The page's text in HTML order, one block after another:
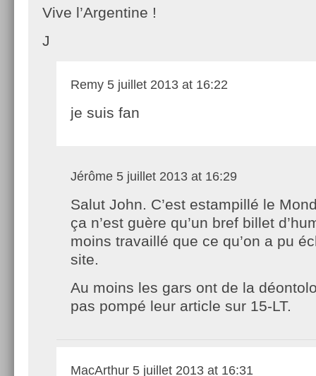
Vive l’Argentine !
J
Remy 5 juillet 2013 at 16:22
je suis fan
Jérôme 5 juillet 2013 at 16:29
Salut John. C’est estampillé le
ça n’est guère qu’un bref billet
moins travaillé que ce qu’on a pu
site.
Au moins les gars ont de la
pas pompé leur article sur 15-LT.
MacArthur 5 juillet 2013 at 16:31